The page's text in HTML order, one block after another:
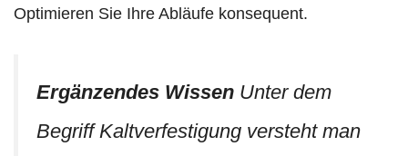
Optimieren Sie Ihre Abläufe konsequent.
Ergänzendes Wissen Unter dem
Begriff Kaltverfestigung versteht man